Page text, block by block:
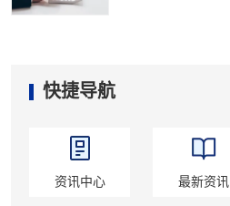
快捷导航
资讯中心 最新资讯